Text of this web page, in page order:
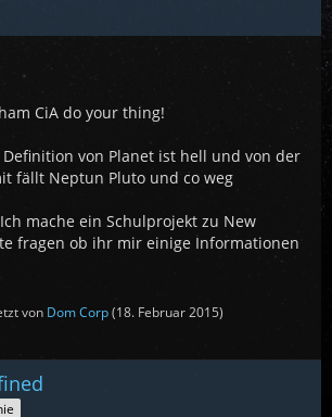
CiA do your thing!
von Planet ist hell und von der
fällt Neptun Pluto und co weg
mache ein Schulprojekt zu New
fragen ob ihr mir einige Informationen
von Dom Corp(18. Februar 2015)